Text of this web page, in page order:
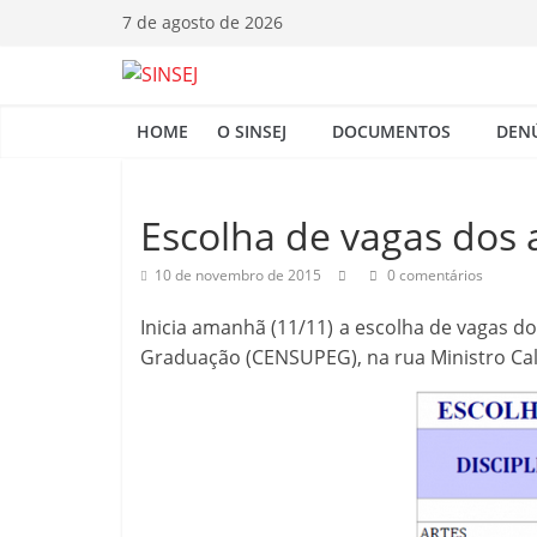
7 de agosto de 2026
S
N
S
E
HOME O SINSEJ DOCUMENTOS
Escolha de vagas dos
10 de novembro de 2015 0 comentários
Inicia amanhã (11/11) a escolha de vagas
Graduação (CENSUPEG), na rua Ministro